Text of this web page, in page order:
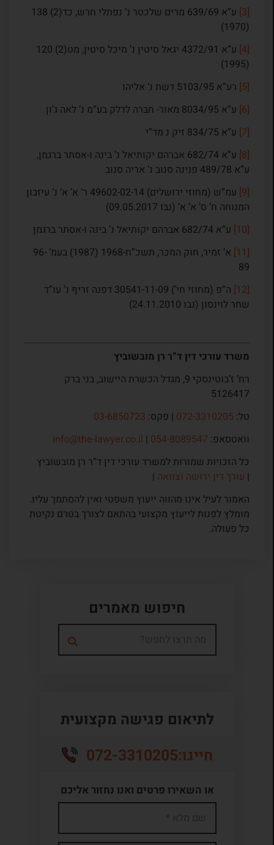
[3]
ע”א 639/69 מרים שלכטר נ’ נפתלי חרש, כד(2) 138
(1970)
[4]
ע”א 4372/91 יגאל סיטין נ’ מיכל סיטין, מט(2) 120
(1995)
[5] רע”א 5103/95 דשת נ’ אליהו
[6] ע”א 8034/95 מאור- חברה לדלק בע”מ נ’ לאה ג’ון
[7] ע”א 834/75 זיק נ מד”י
[8]
ע”א 682/74 אברהם יקותיאל נ’ בינה ו-אסתר ברגמן,
ע”א 489/78 פנינה סנוב נ’ אריה סנוב
[9]
עמ”ש (מחוזי ירושלים) 49602-02-14 ר’ א’ א’ נ’ עיזבון
המנוחה ח’ ס’ א’ א’ (נבו 09.05.2017)
[10]
ע”א 682/74 אברהם יקותיאל נ’ בינה ו-אסתר ברגמן
[11]
א’ זמיר, חוק המכר, תשכ”ח-1968 (1987) בעמ’ 96-
89
[12]
ה”פ (מחוזי חי’) 30541-11-09 דפנה זריף נ’ עו”ד
שחר לוינסון (נבו 24.11.2010)
משרד עורכי דין ד”ר רן מובשוביץ
רח’ ז’בוטינסקי 9, מגדל הכשרת היישוב, בני ברק
5126417
טל: 072-3310205| פקס: 03-6850723
וואטסאפ: 054-8089547
|
info@the-lawyer.co.il
כל הזכויות שמורות למשרד עורכי דין ד”ר רן מובשוביץ
| עורך דין ירושה וצוואה|
האמור לעיל אינו מהווה ייעוץ משפטי ואין להסתמך עליו.
מומלץ לפנות לייעוץ מקצועי בהתאם לצורך בטרם נקיטת
כל פעולה.
חיפוש מאמרים
לתיאום פגישה מקצועית
חייגו:072-3310205
או השאירו פרטים ואנו נחזור אליכם